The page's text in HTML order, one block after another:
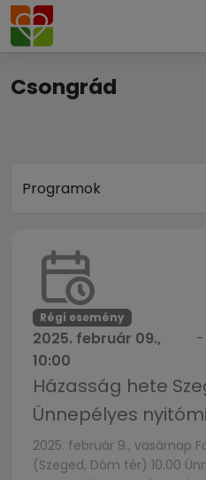
Csongrád
Régi esemény
2025. február 09.,
10:00
-
Házasság hete
Ünnepélyes
2025. február 9., vasárnap
(Szeged, Dóm tér) 10.00